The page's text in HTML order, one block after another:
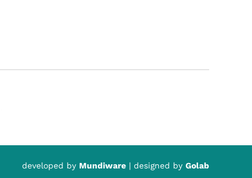
developed by Mundiware | designed by Golab